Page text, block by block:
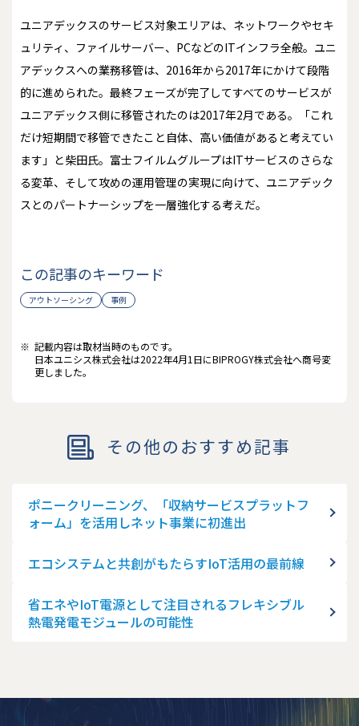
ユニアデックスのサービス対象エリアは、ネットワークやセキ
ュリティ、ファイルサーバー、PCなどのITインフラ全般。ユニ
アデックスへの業務移管は、2016年から2017年にかけて段階
的に進められた。最終フェーズが完了してすべてのサービスが
ユニアデックス側に移管されたのは2017年2月である。「これ
だけ短期間で移管できたこと自体、高い価値があると考えてい
ます」と柴田氏。富士フイルムグループはITサービスのさらな
る変革、そして攻めの運用管理の実現に向けて、ユニアデック
スとのパートナーシップを一層強化する考えだ。
この記事のキーワード
アウトソーシング 事例
※ 記載内容は取材当時のものです。
日本ユニシス株式会社は2022年4月1日にBIPROGY株式会社へ商号変
更しました。
その他のおすすめ記事
ポニークリーニング、「収納サービスプラットフ
ォーム」を活用しネット事業に初進出
エコシステムと共創がもたらすIoT活用の最前線
省エネやIoT電源として注目されるフレキシブル
熱電発電モジュールの可能性